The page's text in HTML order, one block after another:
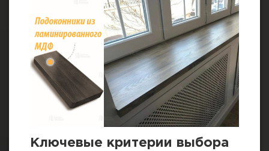
Ключевые критерии выбора